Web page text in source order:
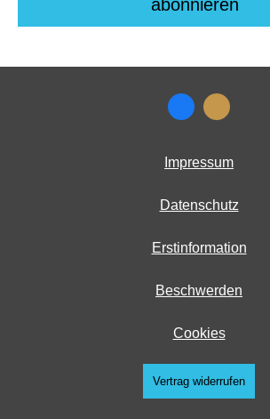
Impressum
Datenschutz
Erstinformation
Beschwerden
Cookies
Vertrag widerrufen